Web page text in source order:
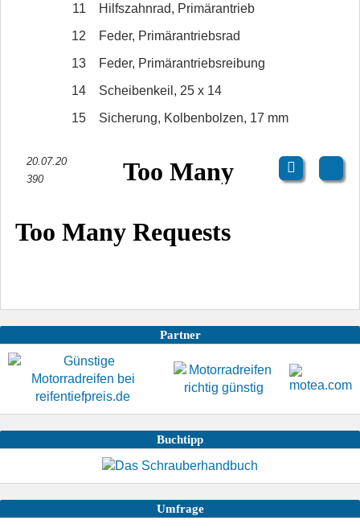
11
Hilfszahnrad, Primärantrieb
12
Feder, Primärantriebsrad
13
Feder, Primärantriebsreibung
14
Scheibenkeil, 25 x 14
15
Sicherung, Kolbenbolzen, 17 mm
20.07.20
390
Partner
Buchtipp
Umfrage